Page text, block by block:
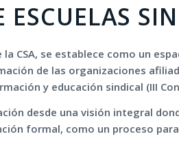
ESCUELAS
la CSA, se establece como un
de las organizaciones
y educación sindical (III
desde una visión integral
formal, como un proceso